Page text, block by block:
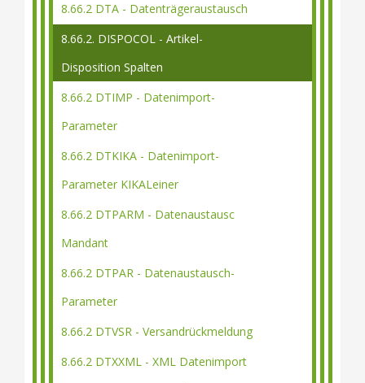
8.66.2 DTA - Datenträgeraustausch
8.66.2. DISPOCOL - Artikel-
Disposition Spalten
8.66.2 DTIMP - Datenimport-
Parameter
8.66.2 DTKIKA - Datenimport-
Parameter KIKALeiner
8.66.2 DTPARM - Datenaustausc
Mandant
8.66.2 DTPAR - Datenaustausch-
Parameter
8.66.2 DTVSR - Versandrückmeldung
8.66.2 DTXXML - XML Datenimport